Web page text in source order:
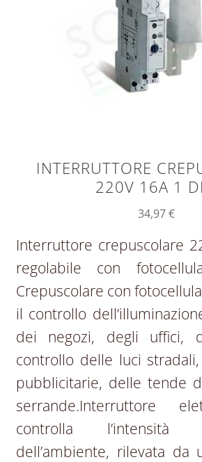
INTERRUTTORE
220V 16A 1
34,97€
Interruttore crepuscolare
regolabile con
Crepuscolare con
il controllo
dei negozi, degli uffici,
controllo delle luci
pubblicitarie, delle tende
serrande.Interruttore
controlla
dell’ambiente, rilevata da